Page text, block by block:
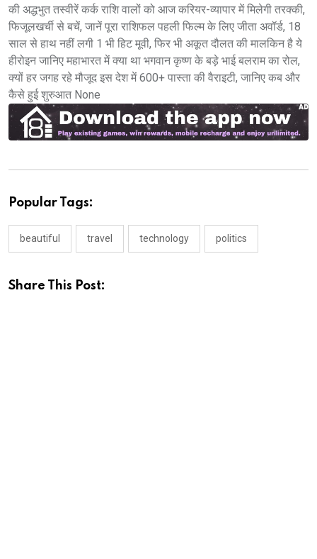
की अद्धभुत तस्वीरें कर्क राशि वालों को आज करियर-व्यापार में मिलेगी तरक्की,
फिजूलखर्ची से बचें, जानें पूरा राशिफल पहली फिल्म के लिए जीता अवॉर्ड, 18
साल से हाथ नहीं लगी 1 भी हिट मूवी, फिर भी अकूत दौलत की मालकिन है ये
हीरोइन जानिए महाभारत में क्या था भगवान कृष्ण के बड़े भाई बलराम का रोल,
क्यों हर जगह रहे मौजूद इस देश में 600+ पास्ता की वैराइटी, जानिए कब और
कैसे हुई शुरुआत None
Popular Tags:
beautiful travel technology politics
Share This Post: